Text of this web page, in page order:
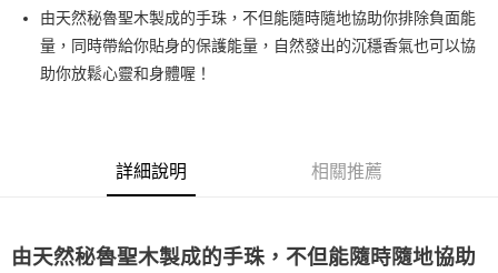
Apple Pay
街口支付
每筆NT$80，滿NT$3,000(含以上)免運費
由天然秘魯聖木製成的手珠，不但能隨時隨地協助你排除負面能
量，同時帶給你貼身的保護能量，自然發出的沉穩香氣也可以協
助你放鬆心靈和身體喔！
詳細說明 相關推薦
由天然秘魯聖木製成的手珠，不但能隨時隨地協助